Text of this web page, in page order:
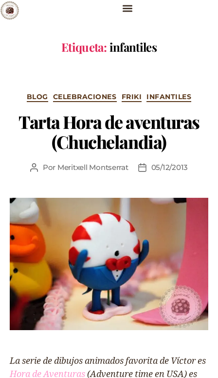
Etiqueta:infantiles
BLOG CELEBRACIONES FRIKI INFANTILES
Tarta Hora de aventuras
(Chuchelandia)
Por Meritxell Montserrat 05/12/2013
La serie de dibujos animados favorita de Víctor es
Hora de Aventuras(Adventure time en USA) es